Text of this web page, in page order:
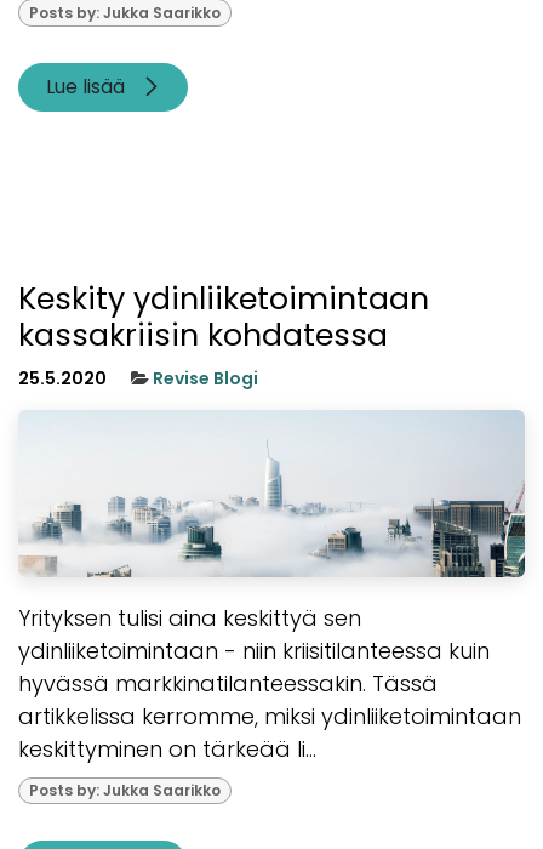
Posts by: Jukka Saarikko
Lue lisää
Keskity ydinliiketoimintaan
kassakriisin kohdatessa
25.5.2020 Revise Blogi
Yrityksen tulisi aina keskittyä sen
ydinliiketoimintaan - niin kriisitilanteessa kuin
hyvässä markkinatilanteessakin. Tässä
artikkelissa kerromme, miksi ydinliiketoimintaan
keskittyminen on tärkeää li...
Posts by: Jukka Saarikko